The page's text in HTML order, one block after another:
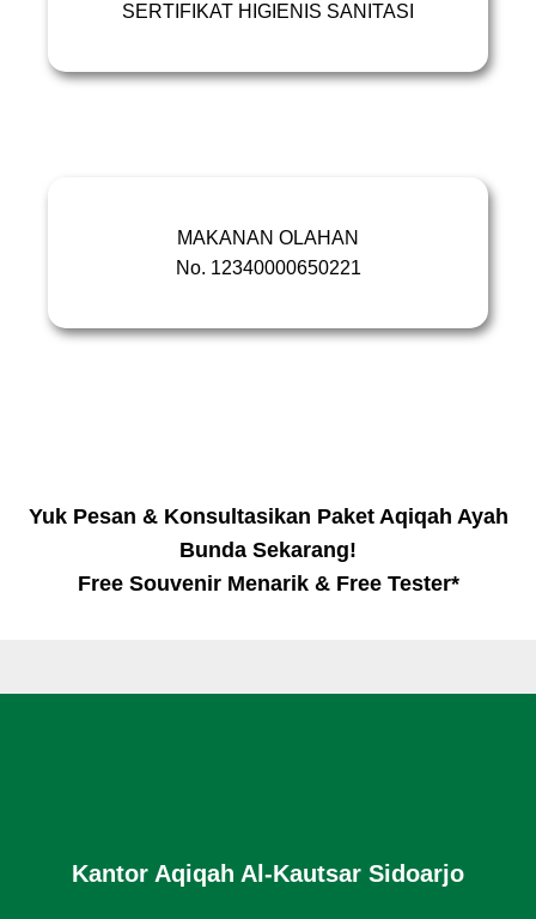
SERTIFIKAT HIGIENIS SANITASI
MAKANAN OLAHAN
No. 12340000650221
Yuk Pesan & Konsultasikan Paket Aqiqah Ayah
Bunda Sekarang!
Free Souvenir Menarik & Free Tester*
Kantor Aqiqah Al-Kautsar Sidoarjo